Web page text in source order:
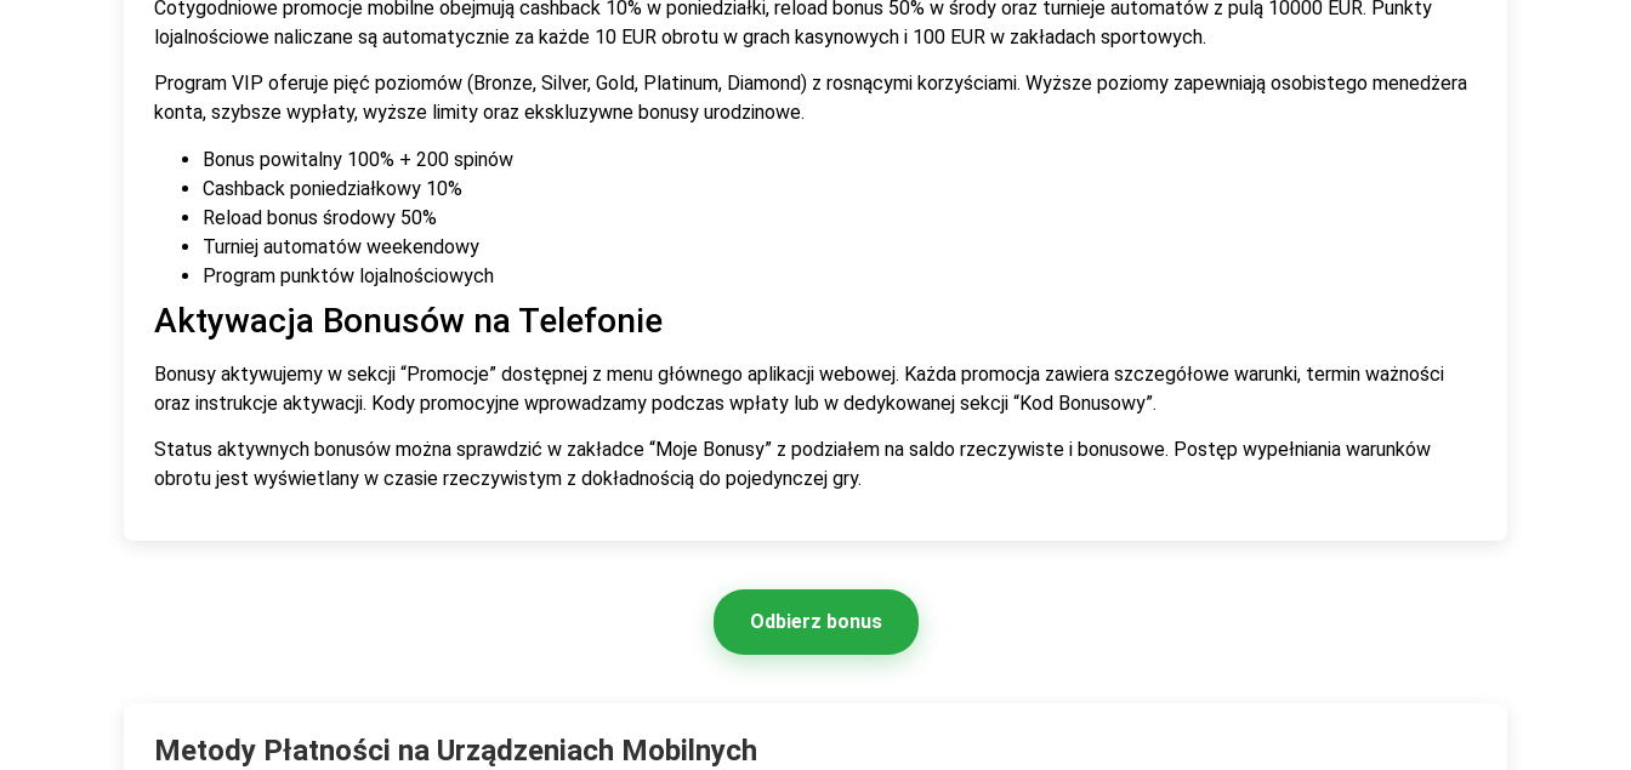
Cotygodniowe promocje mobilne obejmują cashback 10% w poniedziałki, reload bonus 50% w środy oraz turnieje automatów z pulą 10000 EUR. Punkty
lojalnościowe naliczane są automatycznie za każde 10 EUR obrotu w grach kasynowych i 100 EUR w zakładach sportowych.
Program VIP oferuje pięć poziomów (Bronze, Silver, Gold, Platinum, Diamond) z rosnącymi korzyściami. Wyższe poziomy zapewniają osobistego menedżera
konta, szybsze wypłaty, wyższe limity oraz ekskluzywne bonusy urodzinowe.
Bonus powitalny 100% + 200 spinów
Cashback poniedziałkowy 10%
Reload bonus środowy 50%
Turniej automatów weekendowy
Program punktów lojalnościowych
Aktywacja Bonusów na Telefonie
Bonusy aktywujemy w sekcji “Promocje” dostępnej z menu głównego aplikacji webowej. Każda promocja zawiera szczegółowe warunki, termin ważności
oraz instrukcje aktywacji. Kody promocyjne wprowadzamy podczas wpłaty lub w dedykowanej sekcji “Kod Bonusowy”.
Status aktywnych bonusów można sprawdzić w zakładce “Moje Bonusy” z podziałem na saldo rzeczywiste i bonusowe. Postęp wypełniania warunków
obrotu jest wyświetlany w czasie rzeczywistym z dokładnością do pojedynczej gry.
Odbierz bonus
Metody Płatności na Urządzeniach Mobilnych